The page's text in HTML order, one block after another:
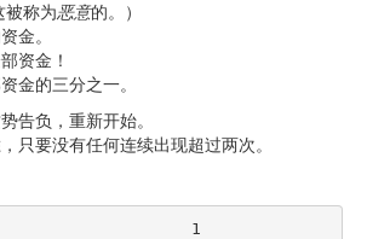
被称为恶意的。）
金。
资金！
金的三分之一。
告负，重新开始。
只要没有任何连续出现超过两次。
                                  1